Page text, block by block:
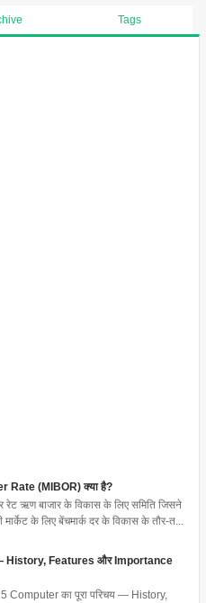
Tags
Rate (MIBOR) क्या है?
ऋण बाजार के विकास के लिए समिति जिसने
के लिए बेंचमार्क दर के विकास के तौर-त...
— History, Features और Importance
Computer का पूरा परिचय — History,